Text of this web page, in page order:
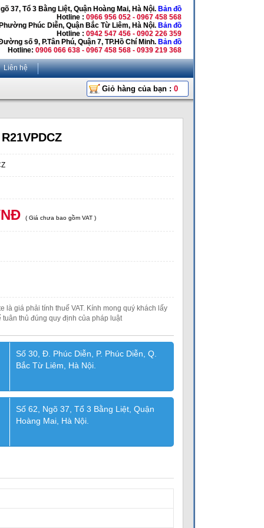
37, Tổ 3 Bằng Liệt, Quận Hoàng Mai, Hà Nội. Bản đồ
Hotline : 0966 956 052 - 0967 458 568
Phúc Diễn, Quận Bắc Từ Liêm, Hà Nội. Bản đồ
Hotline : 0942 547 456 - 0902 226 359
số 9, P.Tân Phú, Quận 7, TP.Hồ Chí Minh. Bản đồ
Hotline: 0906 066 638 - 0967 458 568 - 0939 219 368
Liên hệ
Giỏ hàng của bạn : 0
( Giá chưa bao gồm VAT )
là giá phải tính thuế VAT. Kính mong quý khách lấy
thủ đúng quy định của pháp luật
Số 30, Đ. Phúc Diễn, P. Phúc Diễn, Q.
Bắc Từ Liêm, Hà Nội.
Số 62, Ngõ 37, Tổ 3 Bằng Liệt, Quận
Hoàng Mai, Hà Nội.